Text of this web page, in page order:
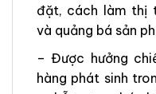
đặt, cách làm thị
và quảng bá sản
– Được hưởng
hàng phát sinh